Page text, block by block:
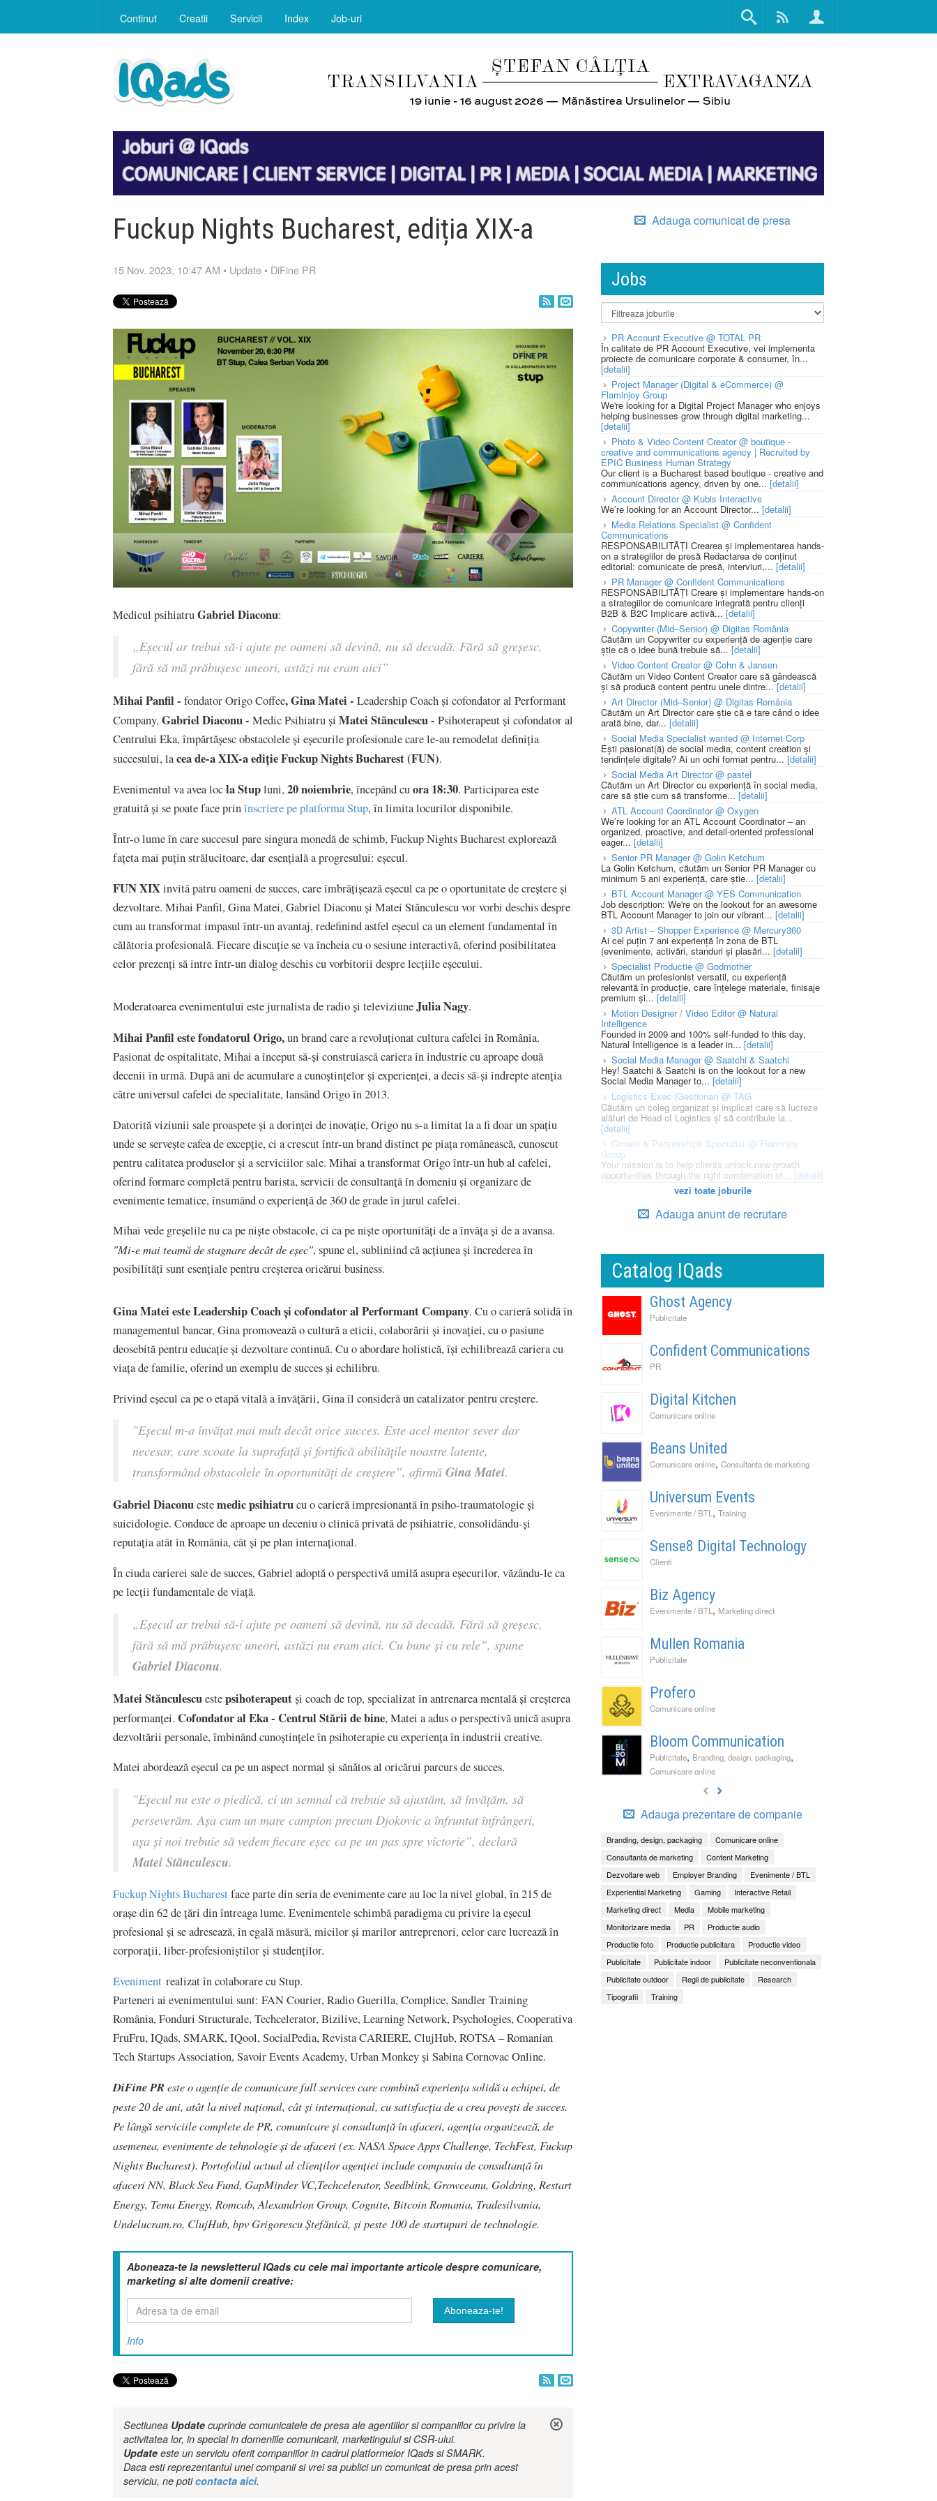
Continut Creatii Servicii Index Job-uri
Fuckup Nights Bucharest, ediția XIX-a
15 Nov. 2023, 10:47 AM • Update • DiFine PR
Medicul psihiatruGabriel Diaconu:
„Eșecul ar trebui să-i ajute pe oameni să devină, nu să decadă. Fără să greșesc,
fără să mă prăbușesc uneori, astăzi nu eram aici”
Mihai Panfil - fondator Origo Coffee, Gina Matei - Leadership Coach și cofondator al Performant
Company, Gabriel Diaconu- Medic Psihiatru și Matei Stănculescu - Psihoterapeut și cofondator al
Centrului Eka, împărtășesc obstacolele și eșecurile profesionale care le-au remodelat definiția
succesului, lacea de-a XIX-a ediție Fuckup Nights Bucharest (FUN).
Evenimentul va avea locla Stupluni, 20 noiembrie, începând cuora 18:30. Participarea este
gratuită și se poate face prinînscriere pe platforma Stup, în limita locurilor disponibile.
Într-o lume în care succesul pare singura monedă de schimb, Fuckup Nights Bucharest explorează
fațeta mai puțin strălucitoare, dar esențială a progresului: eșecul.
FUN XIXinvită patru oameni de succes, care îmbrățișează eșecul ca pe o oportunitate de creștere și
dezvoltare. Mihai Panfil, Gina Matei, Gabriel Diaconu și Matei Stănculescu vor vorbi deschis despre
cum au transformat impasul într-un avantaj, redefinind astfel eșecul ca un element fundamental în
călătoria profesională. Fiecare discuție se va încheia cu o sesiune interactivă, oferind posibilitatea
celor prezenți să intre într-un dialog deschis cu vorbitorii despre lecțiile eșecului.
Moderatoarea evenimentului este jurnalista de radio și televiziuneJulia Nagy.
Mihai Panfil este fondatorul Origo,un brand care a revoluționat cultura cafelei în România.
Pasionat de ospitalitate, Mihai a început să-și construiască cariera în industrie cu aproape două
decenii în urmă. După ani de acumulare a cunoștințelor și experienței, a decis să-și îndrepte atenția
către universul cafelei de specialitate, lansând Origo în 2013.
Datorită viziunii sale proaspete și a dorinței de inovație, Origo nu s-a limitat la a fi doar un spațiu
unde se servește cafea de excepție, ci a crescut într-un brand distinct pe piața românească, cunoscut
pentru calitatea produselor și a serviciilor sale. Mihai a transformat Origo într-un hub al cafelei,
oferind formare completă pentru barista, servicii de consultanță în domeniu și organizare de
evenimente tematice, însumând o experiență de 360 de grade în jurul cafelei.
Mihai vede greșelile nu ca pe niște obstacole, ci ca pe niște oportunități de a învăța și de a avansa.
"Mi-e mai teamăde stagnare decât de eșec", spune el, subliniind că acțiunea și încrederea în
posibilități sunt esențiale pentru creșterea oricărui business.
Gina Matei este Leadership Coachși cofondator al Performant Company. Cu o carieră solidă în
managementul bancar, Gina promovează o cultură a eticii, colaborării și inovației, cu o pasiune
deosebită pentru educație și dezvoltare continuă. Cu o abordare holistică, își echilibrează cariera cu
viața de familie, oferind un exemplu de succes și echilibru.
Privind eșecul ca pe o etapă vitală a învățării, Gina îl consideră un catalizator pentru creștere.
"Eșecul m-a învățat mai mult decât orice succes. Este acel mentor sever dar
necesar, care scoate la suprafață și fortifică abilitățile noastre latente,
transformând obstacolele în oportunități de creștere”, afirmă Gina Matei.
Gabriel Diaconuestemedic psihiatrucu o carieră impresionantă în psiho-traumatologie și
suicidologie. Conduce de aproape un deceniu o clinică privată de psihiatrie, consolidându-și
reputația atât în România, cât și pe plan internațional.
În ciuda carierei sale de succes, Gabriel adoptă o perspectivă umilă asupra eșecurilor, văzându-le ca
pe lecții fundamentale de viață.
„Eșecul ar trebui să-i ajute pe oameni să devină, nu să decadă. Fără să greșesc,
fără să mă prăbușesc uneori, astăzi nu eram aici. Cu bune și cu rele”, spune
Gabriel Diaconu.
Matei Stănculescuestepsihoterapeutși coach de top, specializat în antrenarea mentală și creșterea
performanței. Cofondator al Eka - Centrul Stării de bine, Matei a adus o perspectivă unică asupra
dezvoltării personale, îmbinând cunoștințele în psihoterapie cu experiența în industrii creative.
Matei abordează eșecul ca pe un aspect normal și sănătos al oricărui parcurs de succes.
"Eșecul nu este o piedică, ci un semnal că trebuie să ajustăm, să învățăm, să
perseverăm. Așa cum un mare campion precum Djokovic a înfruntat înfrângeri,
așa și noi trebuie să vedem fiecare eșec ca pe un pas spre victorie”, declară
Matei Stănculescu.
Fuckup Nights Bucharestface parte din seria de evenimente care au loc la nivel global, în 215 de
orașe din 62 de țări din întreaga lume. Evenimentele schimbă paradigma cu privire la eșecul
profesional și se adresează, în egală măsură, micilor și marilor antreprenori, celor care lucrează în
corporații, liber-profesioniștilor și studenților.
Eveniment realizat în colaborare cuStup.
Parteneri ai evenimentului sunt: FAN Courier, Radio Guerilla, Complice, SandlerTraining
România, Fonduri Structurale, Techcelerator, Bizilive, Learning Network, Psychologies, Cooperativa
FruFru, IQads, SMARK, IQool, SocialPedia, Revista CARIERE, ClujHub, ROTSA – Romanian
Tech Startups Association, Savoir Events Academy, Urban Monkeyși Sabina Cornovac Online.
DiFine PReste o agenție de comunicare full services care combină experiența solidă a echipei, de
peste 20 de ani, atât la nivel național, cât și internațional, cu satisfacția de a crea povești de succes.
Pe lângă serviciile complete de PR, comunicare și consultanță în afaceri, agenția organizează, de
asemenea, evenimente de tehnologie și de afaceri (ex. NASA Space Apps Challenge, TechFest, Fuckup
Nights Bucharest). Portofoliul actual al clienților agenției include compania de consultanță în
afaceri NN, Black Sea Fund, GapMinder VC,Techcelerator, Seedblink, Growceanu, Goldring, Restart
Energy, Tema Energy, Romcab, Alexandrion Group, Cognite, Bitcoin Romania, Tradesilvania,
Undelucram.ro, ClujHub, bpv Grigorescu Ștefănică, și peste 100 de startupuri de technologie.
Aboneaza-te la newsletterul IQads cu cele mai importante articole despre comunicare,
marketing si alte domenii creative:
Info
Sectiunea Update cuprinde comunicatele de presa ale agentiilor si companiilor cu privire la
activitatea lor, in special in domeniile comunicarii, marketingului si CSR-ului.
Update este un serviciu oferit companiilor in cadrul platformelor IQads si SMARK.
Daca esti reprezentantul unei companii si vrei sa publici un comunicat de presa prin acest
serviciu, ne poticontacta aici.
Adauga comunicat de presa
Jobs
PR Account Executive @ TOTAL PR
În calitate de PR Account Executive, vei implementa
proiecte de comunicare corporate & consumer, în...
[detalii]
Project Manager (Digital & eCommerce) @
Flaminjoy Group
We're looking for a Digital Project Manager who enjoys
helping businesses grow through digital marketing...
[detalii]
Photo & Video Content Creator @ boutique -
creative and communications agency | Recruited by
EPIC Business Human Strategy
Our client is a Bucharest based boutique - creative and
communications agency, driven by one... [detalii]
Account Director @ Kubis Interactive
We’re looking for an Account Director... [detalii]
Media Relations Specialist @ Confident
Communications
RESPONSABILITĂȚI Crearea și implementarea hands-
on a strategiilor de presă Redactarea de conținut
editorial: comunicate de presă, interviuri,... [detalii]
PR Manager @ Confident Communications
RESPONSABILITĂȚI Creare și implementare hands-on
a strategiilor de comunicare integrată pentru clienți
B2B & B2C Implicare activă... [detalii]
Copywriter (Mid–Senior) @ Digitas România
Căutăm un Copywriter cu experiență de agenție care
știe că o idee bună trebuie să... [detalii]
Video Content Creator @ Cohn & Jansen
Căutăm un Video Content Creator care să gândească
și să producă content pentru unele dintre...[detalii]
Art Director (Mid–Senior) @ Digitas România
Căutăm un Art Director care știe că e tare când o idee
arată bine, dar... [detalii]
Social Media Specialist wanted @ Internet Corp
Ești pasionat(ă) de social media, content creation și
tendințele digitale? Ai un ochi format pentru... [detalii]
Social Media Art Director @ pastel
Căutăm un Art Director cu experiență în social media,
care să știe cum să transforme... [detalii]
ATL Account Coordinator @ Oxygen
We’re looking for an ATL Account Coordinator – an
organized, proactive, and detail-oriented professional
eager... [detalii]
Senior PR Manager @ Golin Ketchum
La Golin Ketchum, căutăm un Senior PR Manager cu
minimum 5 ani experiență, care știe... [detalii]
BTL Account Manager @ YES Communication
Job description: We're on the lookout for an awesome
BTL Account Manager to join our vibrant... [detalii]
3D Artist – Shopper Experience @ Mercury360
Ai cel puțin 7 ani experiență în zona de BTL
(evenimente, activări, standuri și plasări... [detalii]
Specialist Productie @ Godmother
Căutăm un profesionist versatil, cu experiență
relevantă în producție, care înțelege materiale, finisaje
premium și... [detalii]
Motion Designer / Video Editor @ Natural
Intelligence
Founded in 2009 and 100% self-funded to this day,
Natural Intelligence is a leader in... [detalii]
Social Media Manager @ Saatchi & Saatchi
Hey! Saatchi & Saatchi is on the lookout for a new
Social Media Manager to... [detalii]
Logistics Exec (Gestionar) @ TAG
Căutăm un coleg organizat și implicat care să lucreze
alături de Head of Logistics și să contribuie la...
[detalii]
Growth & Partnerships Specialist @ Flaminjoy
Group
Your mission is to help clients unlock new growth
opportunities through the right combination of... [detalii]
vezi toate joburile
Adauga anunt de recrutare
Catalog IQads
Ghost Agency
Publicitate
Confident Communications
PR
Digital Kitchen
Comunicare online
Beans United
Comunicare online, Consultanta de marketing
Universum Events
Evenimente / BTL , Training
Sense8 Digital Technology
Clienti
Biz Agency
Evenimente / BTL , Marketing direct
Mullen Romania
Publicitate
Profero
Comunicare online
Bloom Communication
Publicitate, Branding, design, packaging,
Comunicare online
Adauga prezentare de companie
Branding, design, packaging
Comunicare online
Consultanta de marketing
Content Marketing
Dezvoltare web
Employer Branding
Evenimente / BTL
Experiential Marketing
Gaming
Interactive Retail
Marketing direct
Media
Mobile marketing
Monitorizare media
PR
Productie audio
Productie foto
Productie publicitara
Productie video
Publicitate
Publicitate indoor
Publicitate neconventionala
Publicitate outdoor
Regii de publicitate
Research
Tipografii
Training